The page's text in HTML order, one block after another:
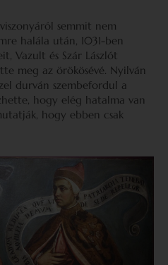
semmit nem
halála után, 1031-ben
Vazult és Szár Lászlót
meg az örökösévé. Nyilván
durván szembefordul a
hogy elég hatalma van
hogy ebben csak